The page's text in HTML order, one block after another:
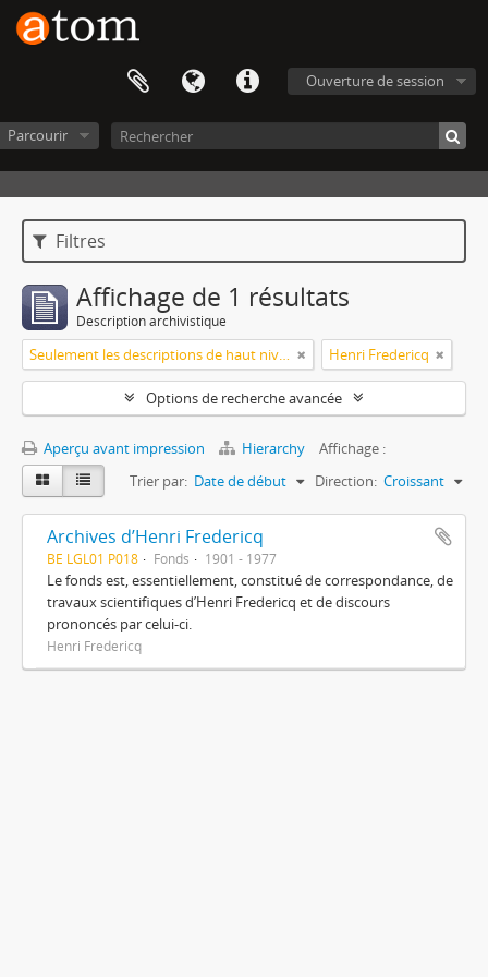
Ouverture de session
Parcourir
Filtres
Affichage de 1 résultats
Description archivistique
Seulement les descriptions de haut niveau Henri Fredericq
Options de recherche avancée
Aperçu avant impression Hierarchy
Affichage :
Trier par: Date de début Direction: Croissant
Archives d’Henri Fredericq
BE LGL01 P018 Fonds 1901 - 1977
Le fonds est, essentiellement, constitué de correspondance, de
travaux scientifiques d’Henri Fredericq et de discours
prononcés par celui-ci.
Henri Fredericq